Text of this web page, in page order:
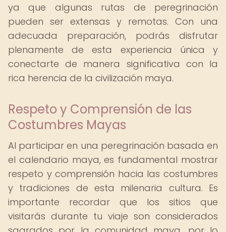
ya que algunas rutas de peregrinación
pueden ser extensas y remotas. Con una
adecuada preparación, podrás disfrutar
plenamente de esta experiencia única y
conectarte de manera significativa con la
rica herencia de la civilización maya.
Respeto y Comprensión de las
Costumbres Mayas
Al participar en una peregrinación basada en
el calendario maya, es fundamental mostrar
respeto y comprensión hacia las costumbres
y tradiciones de esta milenaria cultura. Es
importante recordar que los sitios que
visitarás durante tu viaje son considerados